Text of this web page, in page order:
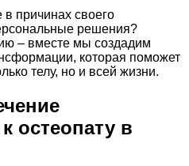
в причинах своего
решения?
– вместе мы создадим
которая поможет
телу, но и всей жизни.
остеопату в